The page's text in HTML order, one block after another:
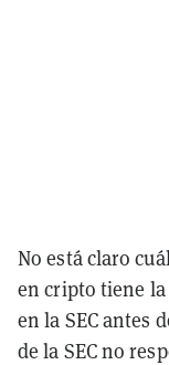
No está claro
en cripto tiene
en la SEC antes
de la SEC no